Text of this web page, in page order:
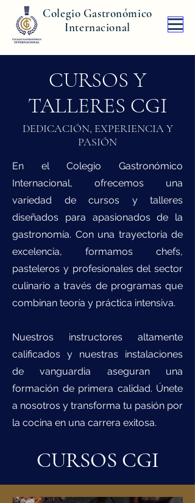
Colegio Gastronómico
Internacional
CURSOS Y
TALLERES CGI
DEDICACIÓN, EXPERIENCIA Y
PASIÓN
En el Colegio Gastronómico
Internacional, ofrecemos una
variedad de cursos y talleres
diseñados para apasionados de la
gastronomía. Con una trayectoria de
excelencia, formamos chefs,
pasteleros y profesionales del sector
culinario a través de programas que
combinan teoría y práctica intensiva.
Nuestros instructores altamente
calificados y nuestras instalaciones
de vanguardia aseguran una
formación de primera calidad. Únete
a nosotros y transforma tu pasión por
la cocina en una carrera exitosa.
CURSOS CGI